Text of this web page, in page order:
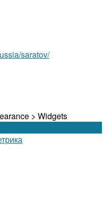
saratov/
> Widgets